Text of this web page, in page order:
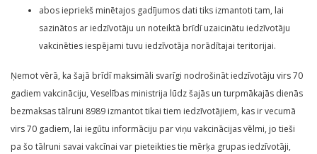
abos iepriekš minētajos gadījumos dati tiks izmantoti tam, lai
sazinātos ar iedzīvotāju un noteiktā brīdī uzaicinātu iedzīvotāju
vakcinēties iespējami tuvu iedzīvotāja norādītajai teritorijai.
Ņemot vērā, ka šajā brīdī maksimāli svarīgi nodrošināt iedzīvotāju virs 70
gadiem vakcināciju, Veselības ministrija lūdz šajās un turpmākajās dienās
bezmaksas tālruni 8989 izmantot tikai tiem iedzīvotājiem, kas ir vecumā
virs 70 gadiem, lai iegūtu informāciju par viņu vakcinācijas vēlmi, jo tieši
pa šo tālruni savai vakcīnai var pieteikties tie mērķa grupas iedzīvotāji,